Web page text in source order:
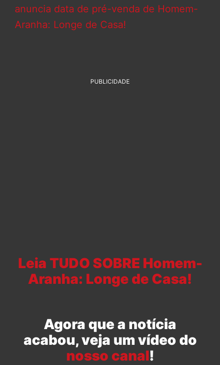
anuncia data de pré-venda de Homem-
Aranha: Longe de Casa!
PUBLICIDADE
Leia TUDO SOBRE Homem-
Aranha: Longe de Casa!
Agora que a notícia
acabou, veja um vídeo do
nosso canal!